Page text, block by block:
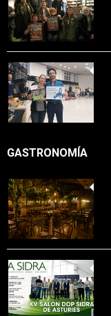
GASTRONOMÍA